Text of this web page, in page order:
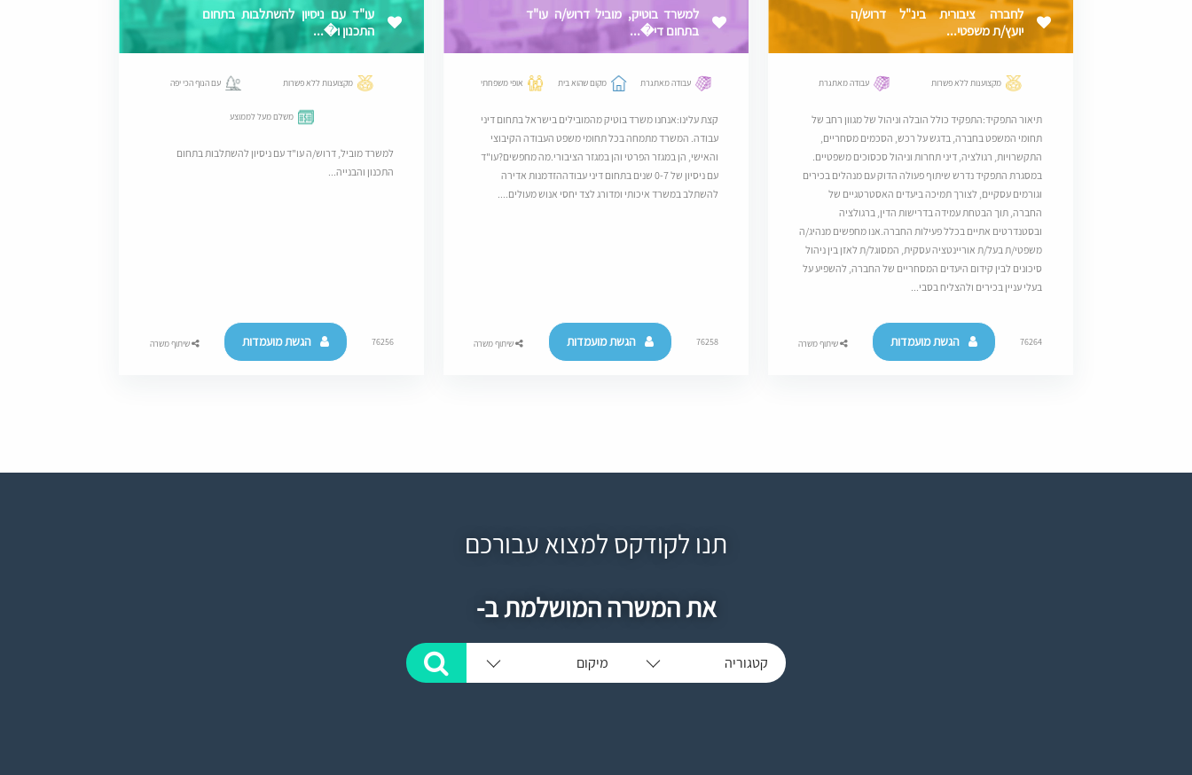
לחברה ציבורית בינ"ל דרוש/ה
יועץ/ת משפטי...
מקצוענות ללא פשרות עבודה מאתגרת
תיאור התפקיד:התפקיד כולל הובלה וניהול של מגוון רחב של
תחומי המשפט בחברה, בדגש על רכש, הסכמים מסחריים,
התקשרויות, רגולציה, דיני תחרות וניהול סכסוכים משפטיים.
במסגרת התפקיד נדרש שיתוף פעולה הדוק עם מנהלים בכירים
וגורמים עסקיים, לצורך תמיכה ביעדים האסטרטגיים של
החברה, תוך הבטחת עמידה בדרישות הדין, ברגולציה
ובסטנדרטים אתיים בכלל פעילות החברה.אנו מחפשים מנהיג/ה
משפטי/ת בעל/ת אוריינטציה עסקית, המסוגל/ת לאזן בין ניהול
סיכונים לבין קידום היעדים המסחריים של החברה, להשפיע על
בעלי עניין בכירים ולהצליח בסבי...
76264 הגשת מועמדות שיתוף משרה
למשרד בוטיק, מוביל דרוש/ה עו"ד
בתחום די�...
עבודה מאתגרת מקום שהוא בית אופי משפחתי
קצת עלינו:אנחנו משרד בוטיק מהמובילים בישראל בתחום דיני
עבודה. המשרד מתמחה בכל תחומי משפט העבודה הקיבוצי
והאישי, הן במגזר הפרטי והן במגזר הציבורי.מה מחפשים?עו"ד
עם ניסיון של 0-7 שנים בתחום דיני עבודההזדמנות אדירה
להשתלב במשרד איכותי ומדורג לצד יחסי אנוש מעולים....
76258 הגשת מועמדות שיתוף משרה
עו"ד עם ניסיון להשתלבות בתחום
התכנון ו�...
מקצוענות ללא פשרות עם הנוף הכי יפה
משלם מעל לממוצע
למשרד מוביל, דרוש/ה עו"ד עם ניסיון להשתלבות בתחום
התכנון והבנייה...
76256 הגשת מועמדות שיתוף משרה
תנו לקודקס למצוא עבורכם
את המשרה המושלמת ב-
קטגוריה מיקום